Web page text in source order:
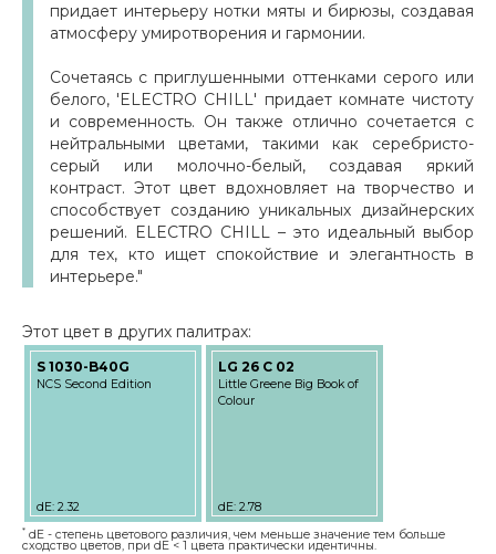
придает интерьеру нотки мяты и бирюзы, создавая
атмосферу умиротворения и гармонии.
Сочетаясь с приглушенными оттенками серого или
белого, 'ELECTRO CHILL' придает комнате чистоту
и современность. Он также отлично сочетается с
нейтральными цветами, такими как серебристо-
серый или молочно-белый, создавая яркий
контраст. Этот цвет вдохновляет на творчество и
способствует созданию уникальных дизайнерских
решений. ELECTRO CHILL – это идеальный выбор
для тех, кто ищет спокойствие и элегантность в
интерьере."
Этот цвет в других палитрах:
S 1030-B40G
NCS Second Edition
dE: 2.32
LG 26 C 02
Little Greene Big Book of
Colour
dE: 2.78
* dE - степень цветового различия, чем меньше значение тем больше
сходство цветов, при dE < 1 цвета практически идентичны.